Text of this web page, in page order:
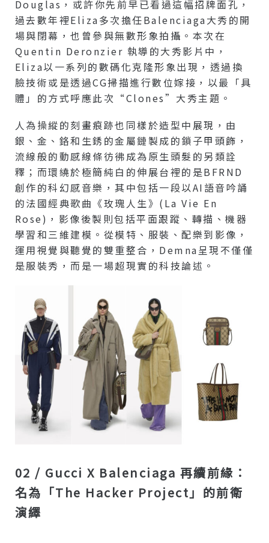
Douglas，或許你先前早已看過這幅招牌面孔，
過去數年裡Eliza多次擔任Balenciaga大秀的開
場與閉幕，也曾參與無數形象拍攝。本次在
Quentin Deronzier 執導的大秀影片中，
Eliza以一系列的數碼化克隆形象出現，透過換
臉技術或是透過CG掃描進行數位嫁接，以最「具
體」的方式呼應此次“Clones”大秀主題。
人為操縱的刻畫痕跡也同樣於造型中展現，由
銀、金、鉻和生銹的金屬鏈製成的鎖子甲頭飾，
流線般的動感線條彷彿成為原生頭髮的另類詮
釋；而環繞於極簡純白的伸展台裡的是BFRND
創作的科幻感音樂，其中包括一段以AI語音吟誦
的法國經典歌曲《玫瑰人生》(La Vie En
Rose)，影像後製則包括平面跟蹤、轉描、機器
學習和三維建模。從模特、服裝、配樂到影像，
運用視覺與聽覺的雙重整合，Demna呈現不僅僅
是服裝秀，而是一場超現實的科技論述。
02 / Gucci X Balenciaga 再續前緣：
名為「The Hacker Project」的前衛
演繹